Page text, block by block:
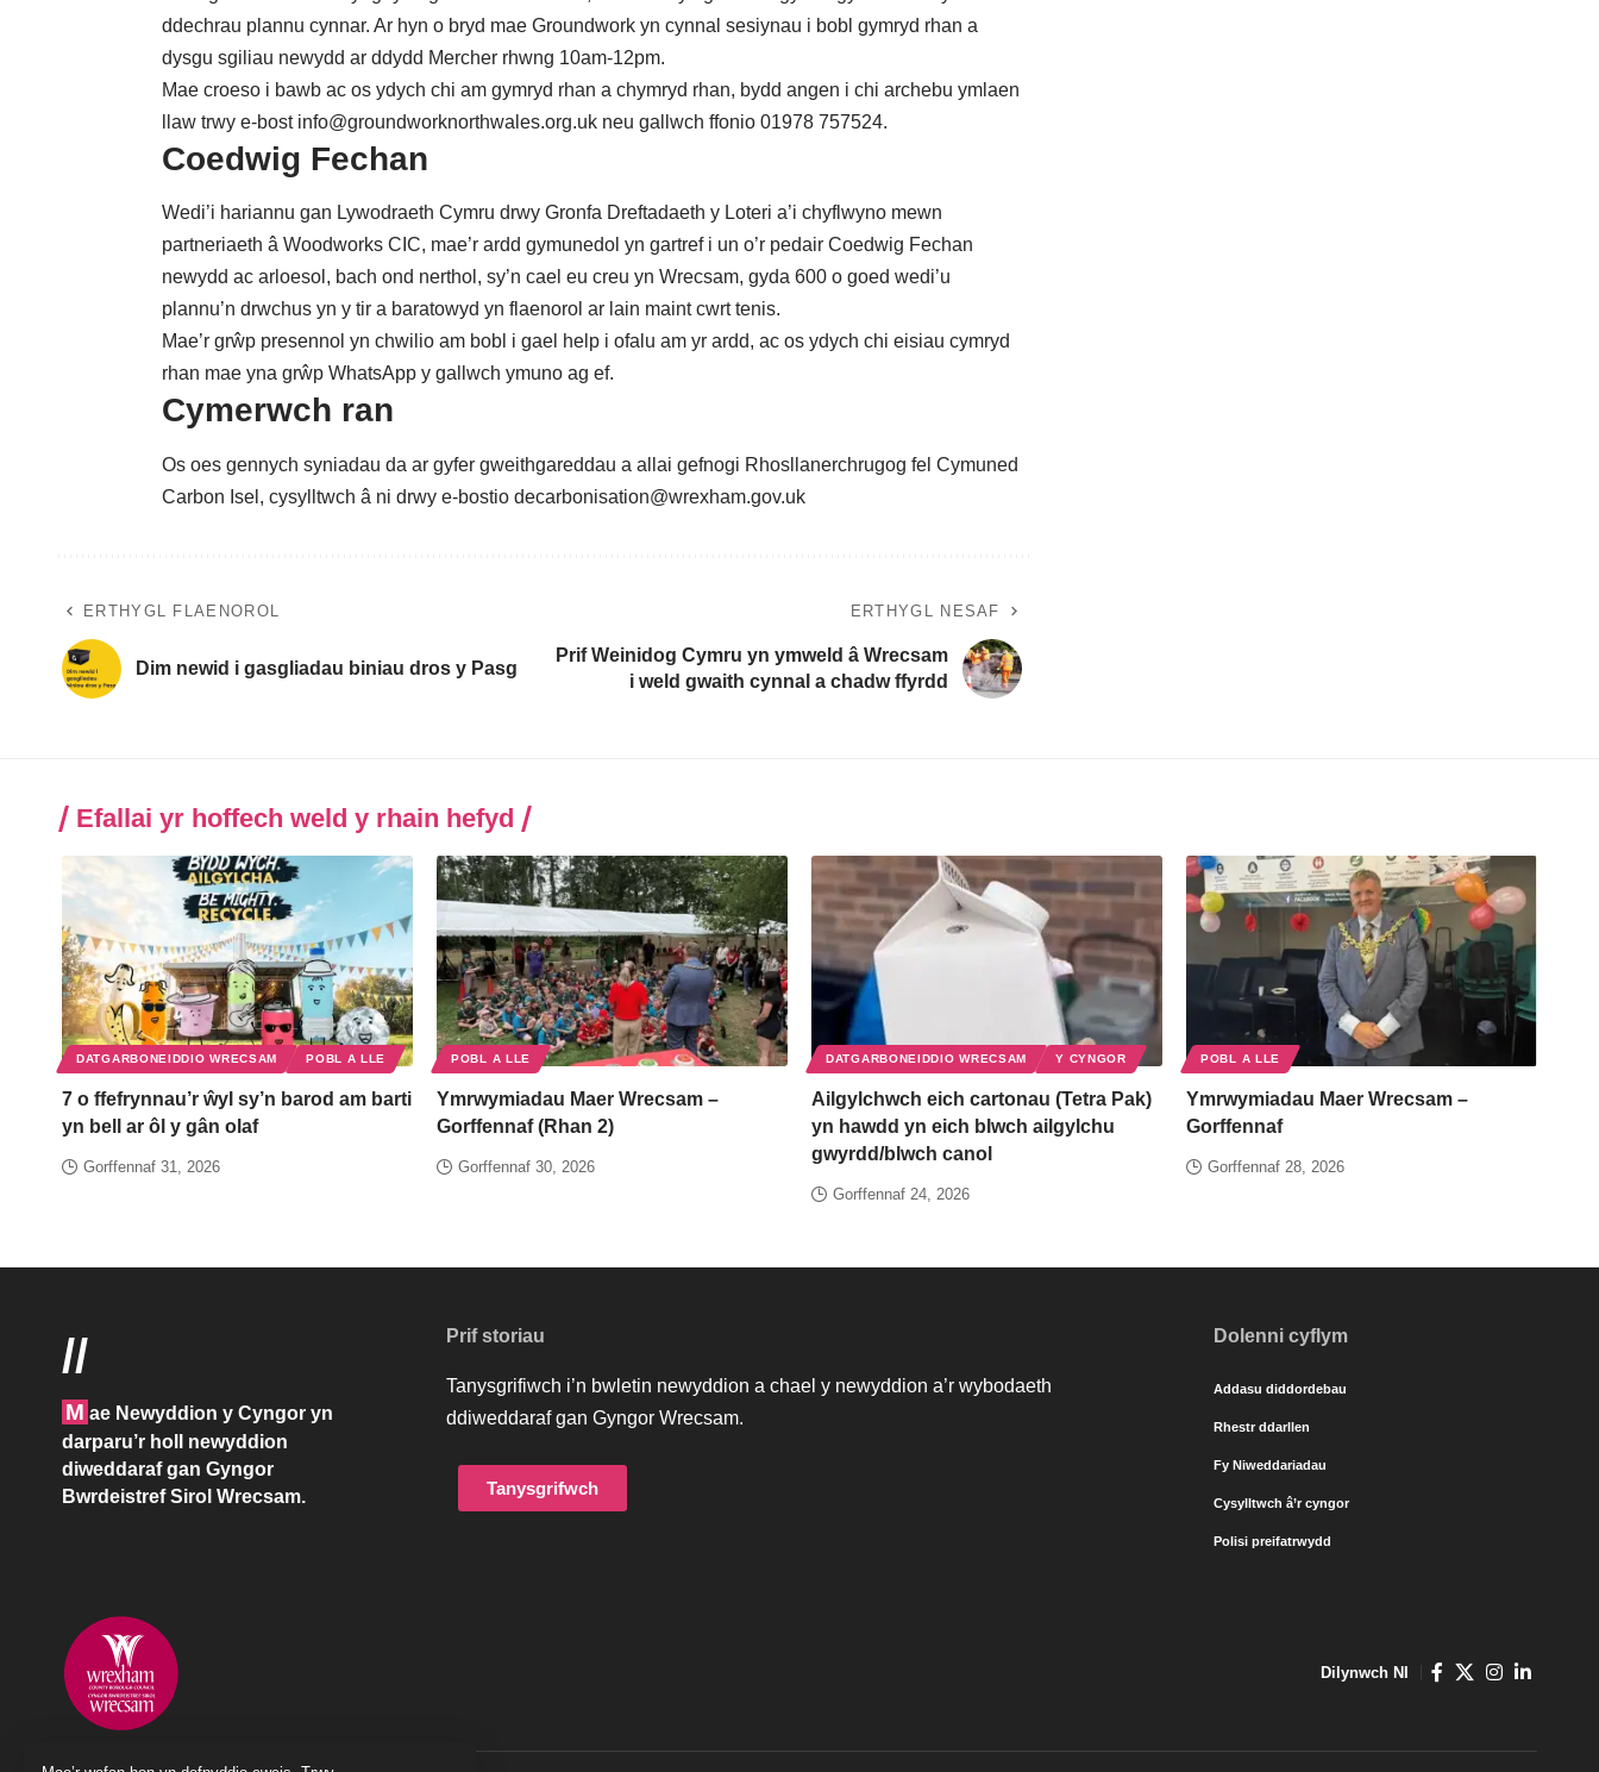
ddechrau plannu cynnar. Ar hyn o bryd mae Groundwork yn cynnal sesiynau i bobl gymryd rhan a
dysgu sgiliau newydd ar ddydd Mercher rhwng 10am-12pm.
Mae croeso i bawb ac os ydych chi am gymryd rhan a chymryd rhan, bydd angen i chi archebu ymlaen
llaw trwy e-bost info@groundworknorthwales.org.uk neu gallwch ffonio 01978 757524.
Coedwig Fechan
Wedi’i hariannu gan Lywodraeth Cymru drwy Gronfa Dreftadaeth y Loteri a’i chyflwyno mewn
partneriaeth â Woodworks CIC, mae’r ardd gymunedol yn gartref i un o’r pedair Coedwig Fechan
newydd ac arloesol, bach ond nerthol, sy’n cael eu creu yn Wrecsam, gyda 600 o goed wedi’u
plannu’n drwchus yn y tir a baratowyd yn flaenorol ar lain maint cwrt tenis.
Mae’r grŵp presennol yn chwilio am bobl i gael help i ofalu am yr ardd, ac os ydych chi eisiau cymryd
rhan mae yna grŵp WhatsApp y gallwch ymuno ag ef.
Cymerwch ran
Os oes gennych syniadau da ar gyfer gweithgareddau a allai gefnogi Rhosllanerchrugog fel Cymuned
Carbon Isel, cysylltwch â ni drwy e-bostio decarbonisation@wrexham.gov.uk
ERTHYGL FLAENOROL
Dim newid i gasgliadau biniau dros y Pasg
ERTHYGL NESAF
Prif Weinidog Cymru yn ymweld â Wrecsam
i weld gwaith cynnal a chadw ffyrdd
Efallai yr hoffech weld y rhain hefyd
DATGARBONEIDDIO WRECSAM POBL A LLE
7 o ffefrynnau’r ŵyl sy’n barod am barti
yn bell ar ôl y gân olaf
Gorffennaf 31, 2026
POBL A LLE
Ymrwymiadau Maer Wrecsam –
Gorffennaf (Rhan 2)
Gorffennaf 30, 2026
DATGARBONEIDDIO WRECSAM Y CYNGOR
Ailgylchwch eich cartonau (Tetra Pak)
yn hawdd yn eich blwch ailgylchu
gwyrdd/blwch canol
Gorffennaf 24, 2026
POBL A LLE
Ymrwymiadau Maer Wrecsam –
Gorffennaf
Gorffennaf 28, 2026
//
M ae Newyddion y Cyngor yn
darparu’r holl newyddion
diweddaraf gan Gyngor
Bwrdeistref Sirol Wrecsam.
Prif storiau
Tanysgrifiwch i’n bwletin newyddion a chael y newyddion a’r wybodaeth
ddiweddaraf gan Gyngor Wrecsam.
Tanysgrifwch
Dolenni cyflym
Addasu diddordebau
Rhestr ddarllen
Fy Niweddariadau
Cysylltwch â’r cyngor
Polisi preifatrwydd
Dilynwch NI